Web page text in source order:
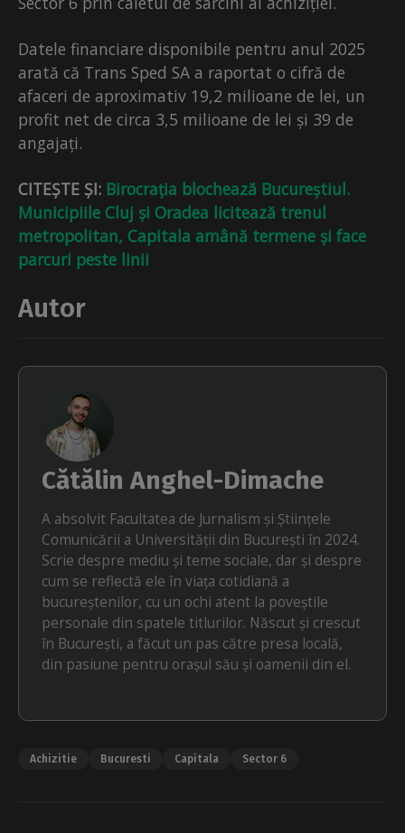
Datele financiare disponibile pentru anul 2025
arată că Trans Sped SA a raportat o cifră de
afaceri de aproximativ 19,2 milioane de lei, un
profit net de circa 3,5 milioane de lei și 39 de
angajați.
CITEȘTE ȘI: Birocrația blochează Bucureștiul.
Municipiile Cluj și Oradea licitează trenul
metropolitan, Capitala amână termene și face
parcuri peste linii
Autor
Cătălin Anghel-Dimache
A absolvit Facultatea de Jurnalism și Științele
Comunicării a Universității din București în 2024.
Scrie despre mediu și teme sociale, dar și despre
cum se reflectă ele în viața cotidiană a
bucureștenilor, cu un ochi atent la poveștile
personale din spatele titlurilor. Născut și crescut
în București, a făcut un pas către presa locală,
din pasiune pentru orașul său și oamenii din el.
Achizitie Bucuresti Capitala Sector 6